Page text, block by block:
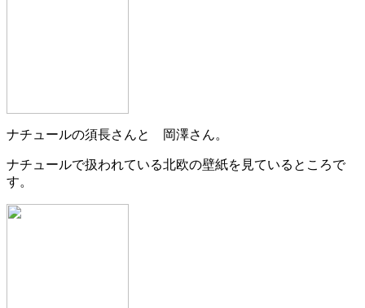
ナチュールの須長さんと 岡澤さん。
ナチュールで扱われている北欧の壁紙を見ているところで
す。